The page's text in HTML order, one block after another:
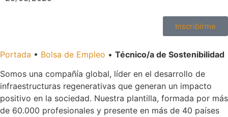
Inscribirme
Portada • Bolsa de Empleo • Técnico/a de Sostenibilidad
Somos una compañía global, líder en el desarrollo de
infraestructuras regenerativas que generan un impacto
positivo en la sociedad. Nuestra plantilla, formada por más
de 60.000 profesionales y presente en más de 40 países